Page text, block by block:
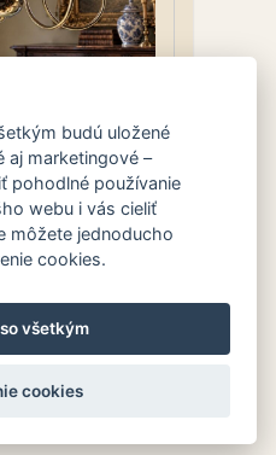
luster vo
štýle
budú uložené
aj marketingové –
pohodlné používanie
webu i vás cieliť
môžete jednoducho
cookies.
všetkým
cookies